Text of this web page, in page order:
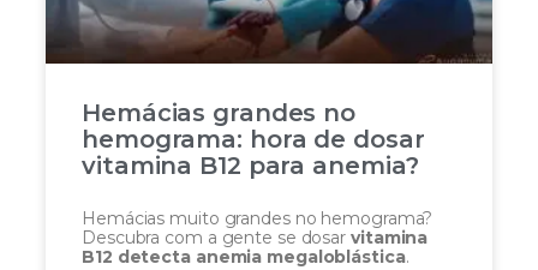
Hemácias grandes no
hemograma: hora de dosar
vitamina B12 para anemia?
Hemácias muito grandes no hemograma?
Descubra com a gente se dosar vitamina
B12 detecta anemia megaloblástica.